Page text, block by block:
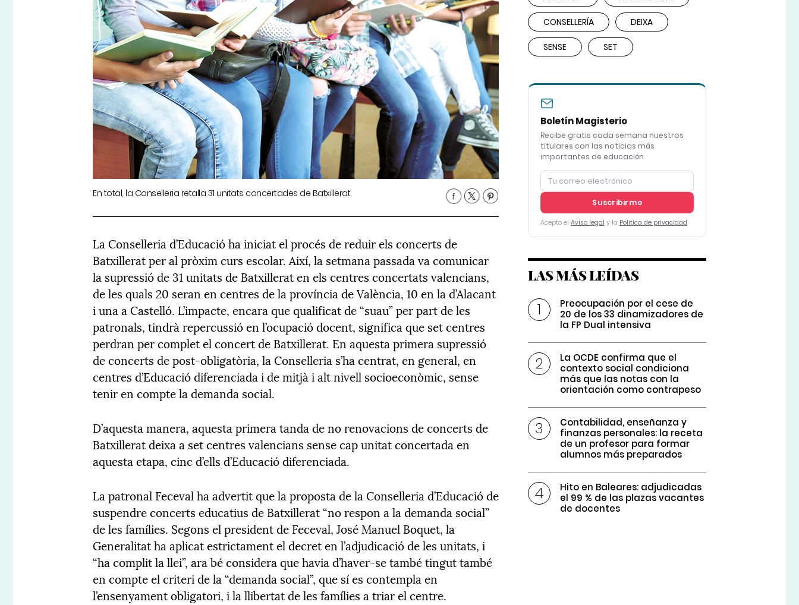
En total, la Conselleria retalla 31 unitats concertades de Batxillerat.
La Conselleria d’Educació ha iniciat el procés de reduir els concerts de
Batxillerat per al pròxim curs escolar. Així, la setmana passada va comunicar
la supressió de 31 unitats de Batxillerat en els centres concertats valencians,
de les quals 20 seran en centres de la província de València, 10 en la d’Alacant
i una a Castelló. L’impacte, encara que qualificat de “suau” per part de les
patronals, tindrà repercussió en l’ocupació docent, significa que set centres
perdran per complet el concert de Batxillerat. En aquesta primera supressió
de concerts de post-obligatòria, la Conselleria s’ha centrat, en general, en
centres d’Educació diferenciada i de mitjà i alt nivell socioeconòmic, sense
tenir en compte la demanda social.
D’aquesta manera, aquesta primera tanda de no renovacions de concerts de
Batxillerat deixa a set centres valencians sense cap unitat concertada en
aquesta etapa, cinc d’ells d’Educació diferenciada.
La patronal Feceval ha advertit que la proposta de la Conselleria d’Educació de
suspendre concerts educatius de Batxillerat “no respon a la demanda social”
de les famílies. Segons el president de Feceval, José Manuel Boquet, la
Generalitat ha aplicat estrictament el decret en l’adjudicació de les unitats, i
“ha complit la llei”, ara bé considera que havia d’haver-se també tingut també
en compte el criteri de la “demanda social”, que sí es contempla en
l’ensenyament obligatori, i la llibertat de les famílies a triar el centre.
CONSELLERÍA DEIXA
SENSE SET
Boletín Magisterio
Recibe gratis cada semana nuestros
titulares con las noticias más
importantes de educación
Suscribirme
Acepto el Aviso legal y la Política de privacidad
LAS MÁS LEÍDAS
Preocupación por el cese de
20 de los 33 dinamizadores de
la FP Dual intensiva
La OCDE confirma que el
contexto social condiciona
más que las notas con la
orientación como contrapeso
Contabilidad, enseñanza y
finanzas personales: la receta
de un profesor para formar
alumnos más preparados
Hito en Baleares: adjudicadas
el 99 % de las plazas vacantes
de docentes